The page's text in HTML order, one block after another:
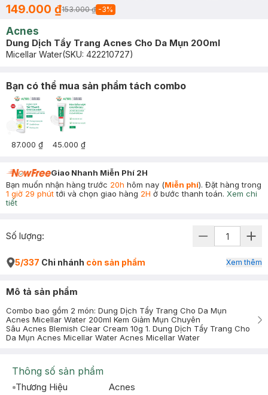
149.000 ₫153.000 ₫ -3%
Acnes
Dung Dịch Tẩy Trang Acnes Cho Da Mụn 200ml
Micellar Water(SKU: 422210727)
Bạn có thể mua sản phẩm tách combo
87.000 ₫ 45.000 ₫
Giao Nhanh Miễn Phí 2H
Bạn muốn nhận hàng trước 20h hôm nay (Miễn phí). Đặt hàng trong
1 giờ 29 phúttới và chọn giao hàng 2H ở bước thanh toán. Xem chi
tiết
Số lượng:
5/337 Chi nhánh còn sản phẩm Xem thêm
Mô tả sản phẩm
Combo bao gồm 2 món: Dung Dịch Tẩy Trang Cho Da Mụn
Acnes Micellar Water 200ml Kem Giảm Mụn Chuyên
Sâu Acnes Blemish Clear Cream 10g 1. Dung Dịch Tẩy Trang Cho
Da Mụn Acnes Micellar Water Acnes Micellar Water
Thông số sản phẩm
Thương Hiệu
Acnes